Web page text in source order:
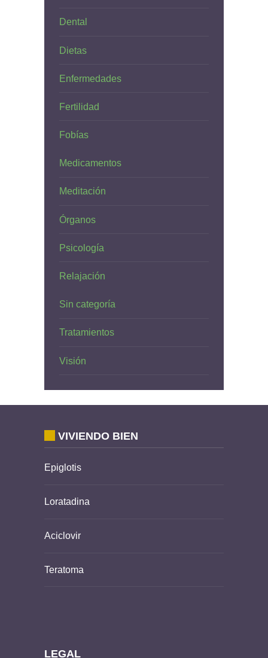
Dental
Dietas
Enfermedades
Fertilidad
Fobías
Medicamentos
Meditación
Órganos
Psicología
Relajación
Sin categoría
Tratamientos
Visión
VIVIENDO BIEN
Epiglotis
Loratadina
Aciclovir
Teratoma
LEGAL